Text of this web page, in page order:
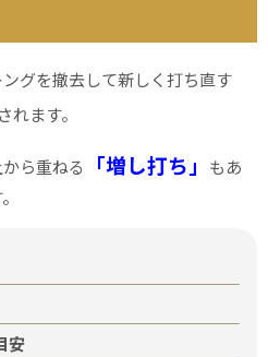
グを撤去して新しく打ち直す
れます。
ら重ねる 「増し打ち」
もあ
安